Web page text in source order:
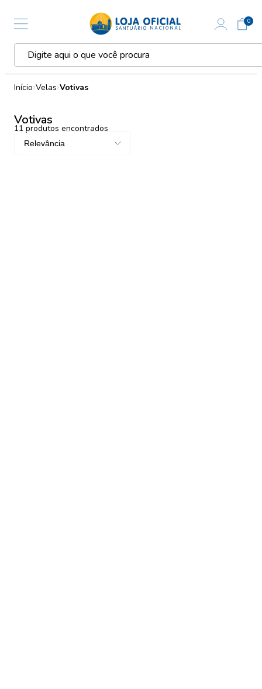
0
Início Velas Votivas
Votivas
11 produtos encontrados
Relevância